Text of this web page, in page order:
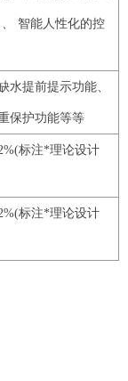
、 智能人性化的控
水提前提示功能、
保护功能等等
标注*理论设计
标注*理论设计